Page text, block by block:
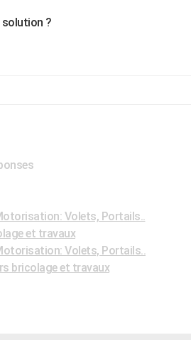
solution ?
Volets, Portails..
et travaux
Volets, Portails..
bricolage et travaux